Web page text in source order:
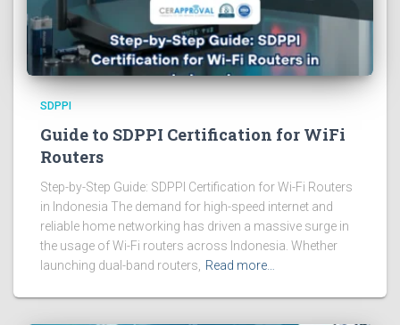
SDPPI
Guide to SDPPI Certification for WiFi
Routers
Step-by-Step Guide: SDPPI Certification for Wi-Fi Routers
in Indonesia The demand for high-speed internet and
reliable home networking has driven a massive surge in
the usage of Wi-Fi routers across Indonesia. Whether
launching dual-band routers, Read more…